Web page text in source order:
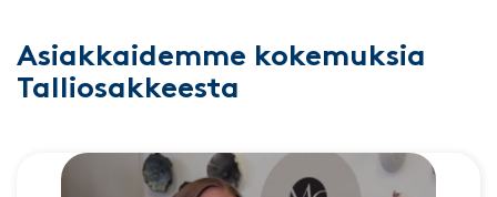
Asiakkaidemme kokemuksia
Talliosakkeesta